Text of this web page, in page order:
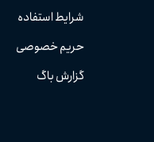
شرایط استفاده
حریم خصوصی
گزارش باگ